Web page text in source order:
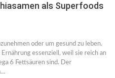
als Superfoods
oder um gesund zu leben.
essenziell, weil sie reich an
6 Fettsäuren sind. Der